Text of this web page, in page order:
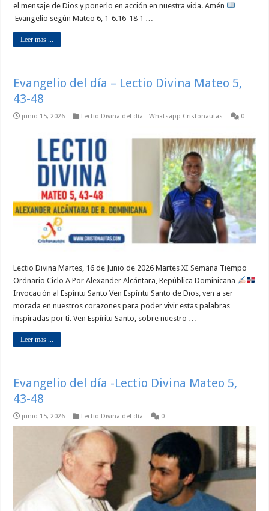
el mensaje de Dios y ponerlo en acción en nuestra vida. Amén
Evangelio según Mateo 6, 1-6.16-18 1 …
Leer mas ...
Evangelio del día – Lectio Divina Mateo 5,
43-48
junio 15, 2026 Lectio Divina del día - Whatsapp Cristonautas 0
Lectio Divina Martes, 16 de Junio de 2026 Martes XI Semana Tiempo
Ordnario Ciclo A Por Alexander Alcántara, República Dominicana
Invocación al Espíritu Santo Ven Espíritu Santo de Dios, ven a ser
morada en nuestros corazones para poder vivir estas palabras
inspiradas por ti. Ven Espíritu Santo, sobre nuestro …
Leer mas ...
Evangelio del día -Lectio Divina Mateo 5,
43-48
junio 15, 2026 Lectio Divina del día 0